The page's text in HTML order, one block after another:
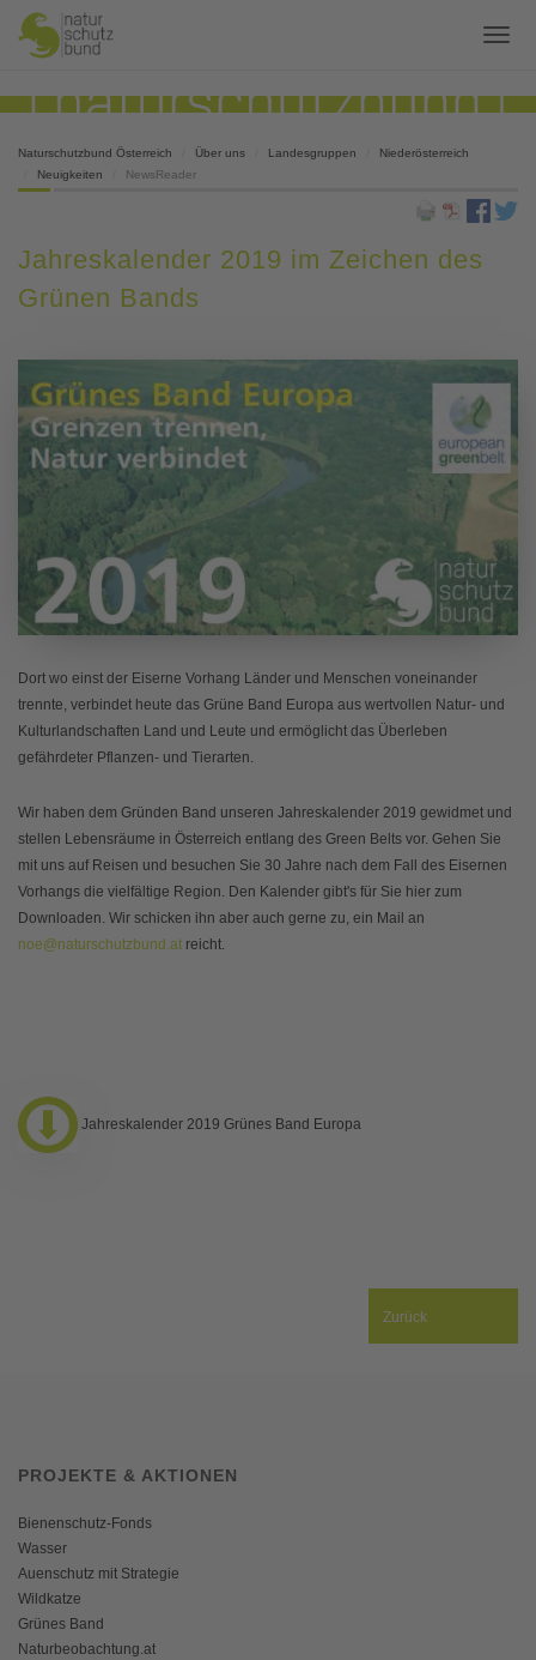
Naturschutzbund Österreich Über uns Landesgruppen
Niederösterreich
Neuigkeiten
NewsReader
Jahreskalender 2019 im Zeichen des
Grünen Bands
Dort wo einst der Eiserne Vorhang Länder und Menschen voneinander
trennte, verbindet heute das Grüne Band Europa aus wertvollen Natur- und
Kulturlandschaften Land und Leute und ermöglicht das Überleben
gefährdeter Pflanzen- und Tierarten.
Wir haben dem Gründen Band unseren Jahreskalender 2019 gewidmet und
stellen Lebensräume in Österreich entlang des Green Belts vor. Gehen Sie
mit uns auf Reisen und besuchen Sie 30 Jahre nach dem Fall des Eisernen
Vorhangs die vielfältige Region. Den Kalender gibt's für Sie hier zum
Downloaden. Wir schicken ihn aber auch gerne zu, ein Mail an
noe@naturschutzbund.at reicht.
Jahreskalender 2019 Grünes Band Europa
Zurück
PROJEKTE & AKTIONEN
Bienenschutz-Fonds
Wasser
Auenschutz mit Strategie
Wildkatze
Grünes Band
Naturbeobachtung.at